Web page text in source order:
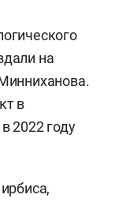
на
в
2022 году